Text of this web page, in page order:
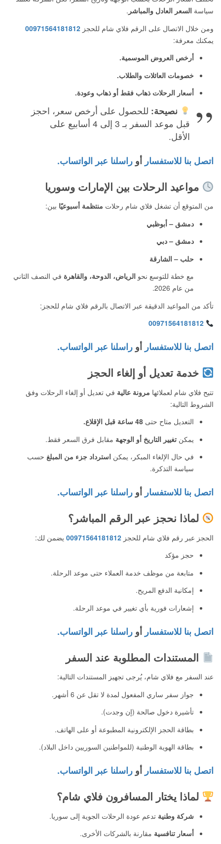
سياسة السعر العادل والمباشر .
ومن خلال الاتصال على الرقم فلاي شام للحجز 00971564181812
يمكنك معرفة:
أرخص العروض الموسمية.
خصومات العائلات والطلاب.
أسعار الرحلات ذهاب فقط أو ذهاب وعودة.
نصيحة: للحصول على أرخص سعر، احجز
قبل موعد السفر بـ 3 إلى 4 أسابيع على
الأقل.
اتصل بنا للاستفسار أو راسلنا عبر الواتساب.
مواعيد الرحلات بين الإمارات وسوريا
من المتوقع أن تشغل فلاي شام رحلات منتظمة أسبوعيًا بين:
دمشق – أبوظبي
دمشق – دبي
حلب – الشارقة
مع خطة للتوسع نحو الرياض، الدوحة، والقاهرة في النصف الثاني
من عام 2026.
تأكد من المواعيد الدقيقة عبر الاتصال بالرقم فلاي شام للحجز:
00971564181812
اتصل بنا للاستفسار أو راسلنا عبر الواتساب.
خدمة تعديل أو إلغاء الحجز
تتيح فلاي شام لعملائها مرونة عالية في تعديل أو إلغاء الرحلات وفق
الشروط التالية:
التعديل متاح حتى 48 ساعة قبل الإقلاع.
يمكن تغيير التاريخ أو الوجهة مقابل فرق السعر فقط.
في حال الإلغاء المبكر، يمكن استرداد جزء من المبلغ حسب
سياسة التذكرة.
اتصل بنا للاستفسار أو راسلنا عبر الواتساب.
لماذا نحجز عبر الرقم المباشر؟
الحجز عبر رقم فلاي شام للحجز 00971564181812 يضمن لك:
حجز مؤكد
متابعة من موظف خدمة العملاء حتى موعد الرحلة.
إمكانية الدفع المريح.
إشعارات فورية بأي تغيير في موعد الرحلة.
اتصل بنا للاستفسار أو راسلنا عبر الواتساب.
المستندات المطلوبة عند السفر
عند السفر مع فلاي شام، يُرجى تجهيز المستندات التالية:
جواز سفر ساري المفعول لمدة لا تقل عن 6 أشهر.
تأشيرة دخول صالحة (إن وجدت).
بطاقة الحجز الإلكترونية المطبوعة أو على الهاتف.
بطاقة الهوية الوطنية (للمواطنين السوريين داخل البلاد).
اتصل بنا للاستفسار أو راسلنا عبر الواتساب.
لماذا يختار المسافرون فلاي شام؟
شركة وطنية تدعم عودة الرحلات الجوية إلى سوريا.
أسعار تنافسية مقارنة بالشركات الأخرى.